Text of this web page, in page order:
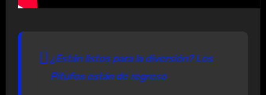
¿Están listos para la diversión? Los
Pitufos están de regreso